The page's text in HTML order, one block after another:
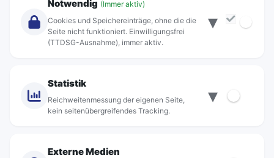
Über Rebus
Standorte
Notwendig (Immer aktiv)
Cookies und Speichereinträge, ohne die die
Seite nicht funktioniert. Einwilligungsfrei
(TTDSG-Ausnahme), immer aktiv.
▾
Statistik
Reichweitenmessung der eigenen Seite,
kein seitenübergreifendes Tracking.
▾
Externe Medien